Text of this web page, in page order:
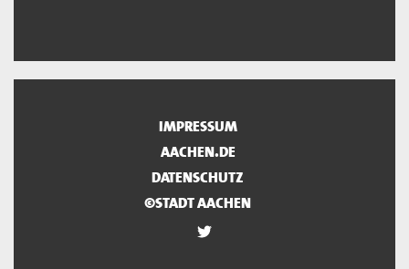
IMPRESSUM
AACHEN.DE
DATENSCHUTZ
©STADT AACHEN